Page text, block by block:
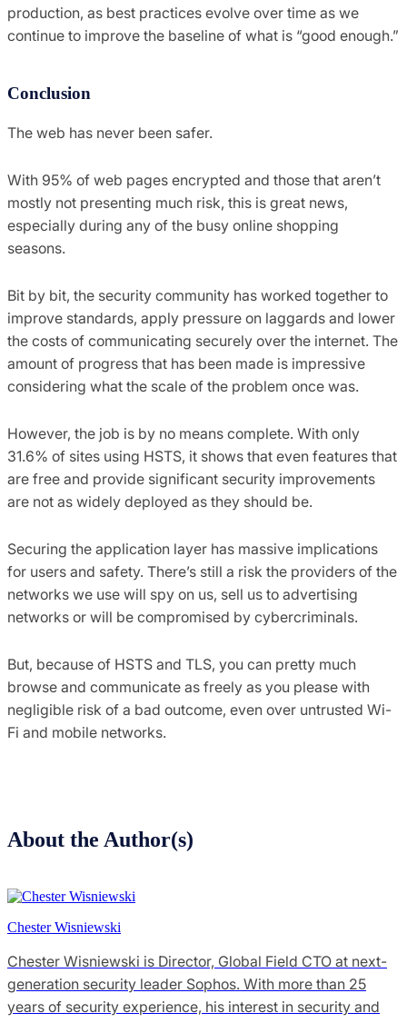
production, as best practices evolve over time as we
continue to improve the baseline of what is “good enough.”
Conclusion
The web has never been safer.
With 95% of web pages encrypted and those that aren’t
mostly not presenting much risk, this is great news,
especially during any of the busy online shopping
seasons.
Bit by bit, the security community has worked together to
improve standards, apply pressure on laggards and lower
the costs of communicating securely over the internet. The
amount of progress that has been made is impressive
considering what the scale of the problem once was.
However, the job is by no means complete. With only
31.6% of sites using HSTS, it shows that even features that
are free and provide significant security improvements
are not as widely deployed as they should be.
Securing the application layer has massive implications
for users and safety. There’s still a risk the providers of the
networks we use will spy on us, sell us to advertising
networks or will be compromised by cybercriminals.
But, because of HSTS and TLS, you can pretty much
browse and communicate as freely as you please with
negligible risk of a bad outcome, even over untrusted Wi-
Fi and mobile networks.
About the Author(s)
Chester Wisniewski
Chester Wisniewski is Director, Global Field CTO at next-
generation security leader Sophos. With more than 25
years of security experience, his interest in security and